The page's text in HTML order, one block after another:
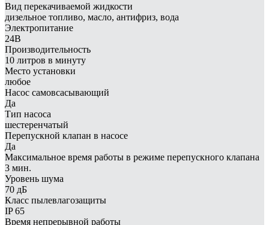
Вид перекачиваемой жидкости
дизельное топливо, масло, антифриз, вода
Электропитание
24В
Производительность
10 литров в минуту
Место установки
любое
Насос самовсасывающий
Да
Тип насоса
шестеренчатый
Перепускной клапан в насосе
Да
Максимальное время работы в режиме перепускного клапана
3 мин.
Уровень шума
70 дБ
Класс пылевлагозащиты
IP 65
Время непрерывной работы